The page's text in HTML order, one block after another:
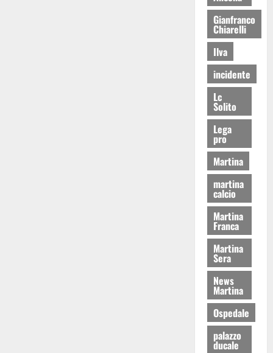
Gianfranco
Chiarelli
Ilva
incidente
Lc
Solito
Lega
pro
Martina
martina
calcio
Martina
Franca
Martina
Sera
News
Martina
Ospedale
palazzo
ducale